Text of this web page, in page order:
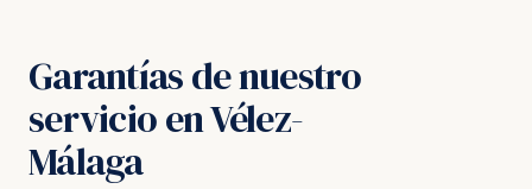
Garantías de nuestro
servicio en Vélez-
Málaga